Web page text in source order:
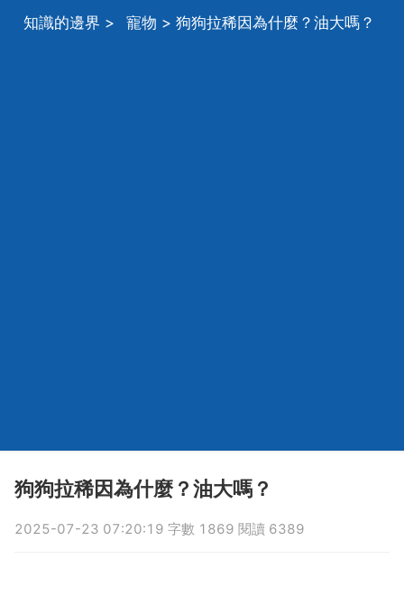
知識的邊界 > 寵物 > 狗狗拉稀因為什麼？油大嗎？
狗狗拉稀因為什麼？油大嗎？
2025-07-23 07:20:19 字數 1869 閱讀 6389